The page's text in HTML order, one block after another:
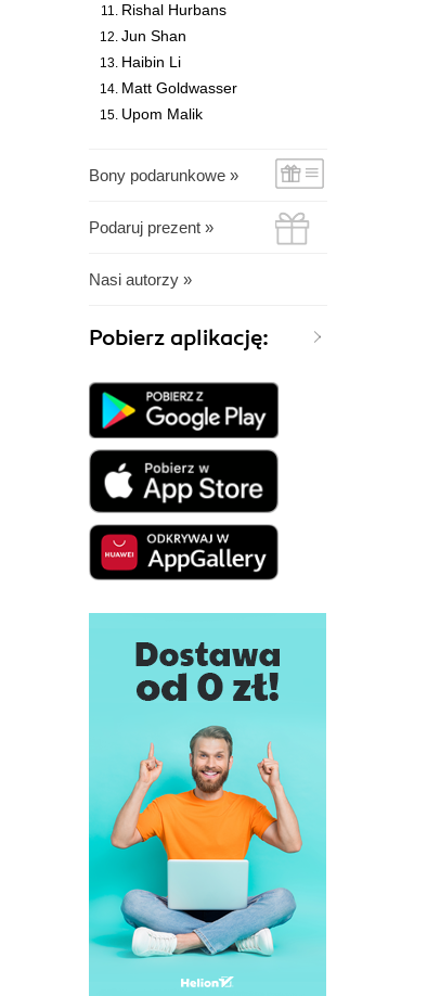
Rishal Hurbans
Jun Shan
Haibin Li
Matt Goldwasser
Upom Malik
Bony podarunkowe »
Podaruj prezent »
Nasi autorzy »
Pobierz aplikację: